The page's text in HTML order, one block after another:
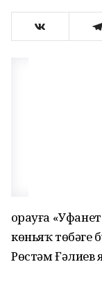
Һорауға
көньяҡ
Рөстәм Ғәлиев